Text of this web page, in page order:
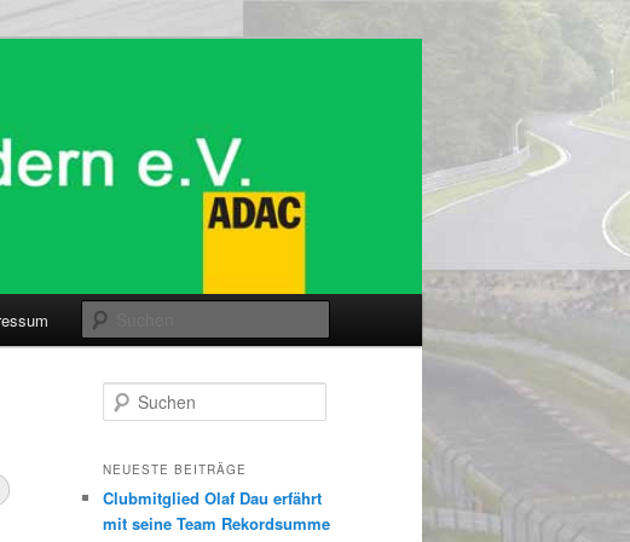
u
h
n
NEUESTE BEITRÄGE
Clubmitglied Olaf Dau erfährt
mit seine Team Rekordsumme